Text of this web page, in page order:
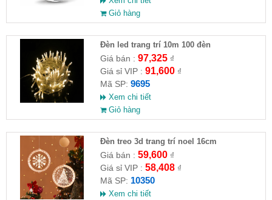
Giỏ hàng
Đèn led trang trí 10m 100 đèn
Giá bán : 97,325₫
Giá sỉ VIP : 91,600₫
Mã SP: 9695
Xem chi tiết
Giỏ hàng
Đèn treo 3d trang trí noel 16cm
Giá bán : 59,600₫
Giá sỉ VIP : 58,408₫
Mã SP: 10350
Xem chi tiết